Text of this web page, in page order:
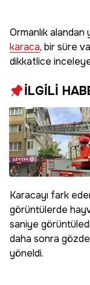
Ormanlık
karaca, bir süre
dikkatlice
İLGİLİ
Karacayı fark
görüntülerde
saniye
daha sonra
yöneldi.